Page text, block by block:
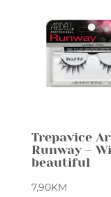
Trepavice
Runway –
beautiful
7,90KM